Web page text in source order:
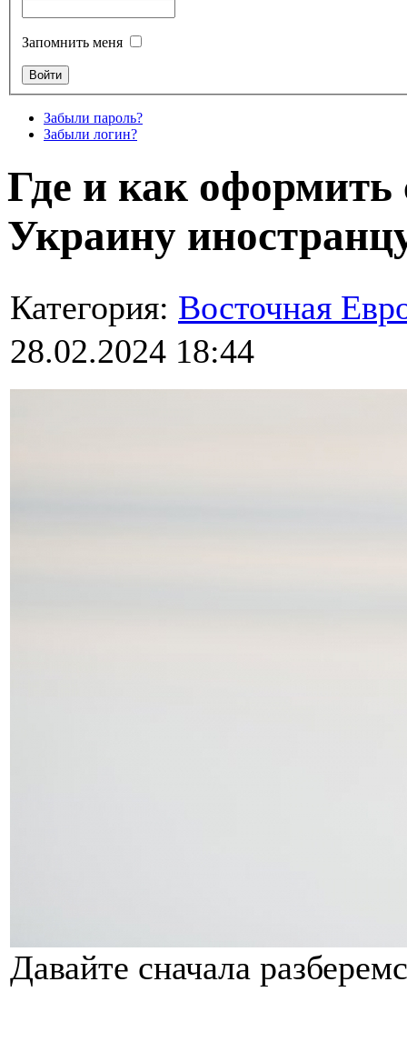
Запомнить меня
Забыли пароль?
Забыли логин?
Где и как оформить
Украину
Категория: Восточная
28.02.2024 18:44
Давайте сначала